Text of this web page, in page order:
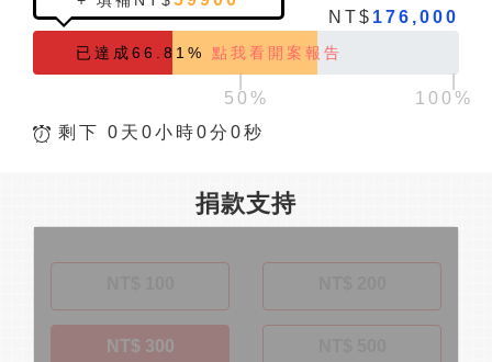
NT$ 176,000
已達成66.81% 點我看開案報告
|
剩下 0天0小時0分0秒
捐款支持
NT$ 300